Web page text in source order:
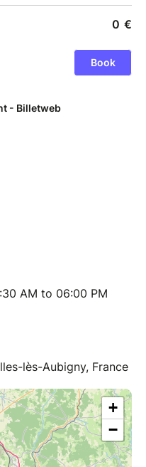
plus libre, plus
les Aubigny (18320)
chaussons
prévoyez une
AM to 06:00 PM
lès-Aubigny, France
+
−